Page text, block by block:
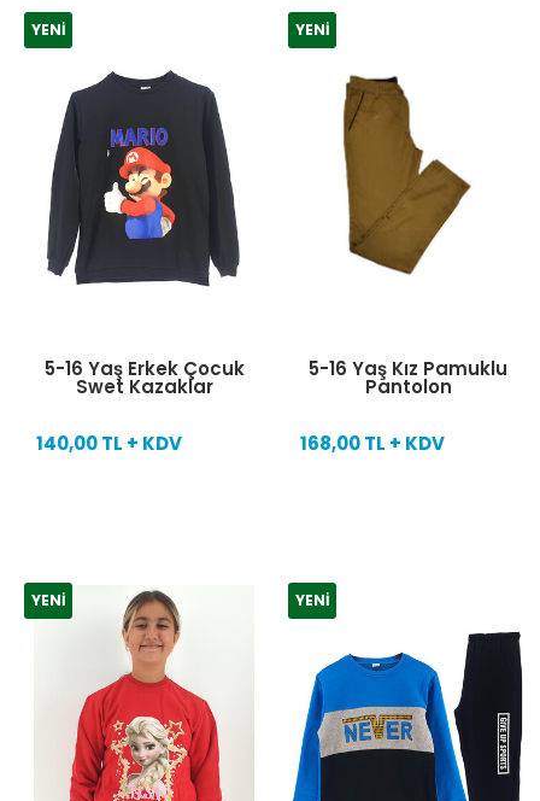
YENI
5-16 Yaş Erkek Çocuk
Swet Kazaklar
140,00 TL + KDV
YENI
5-16 Yaş Kız Pamuklu
Pantolon
168,00 TL + KDV
YENI YENI